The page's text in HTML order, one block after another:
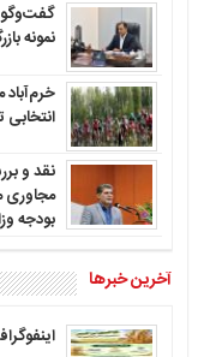
گفت‌وگو
نمونه
نقد و
مجاوری
بودجه
آخرین خبرها